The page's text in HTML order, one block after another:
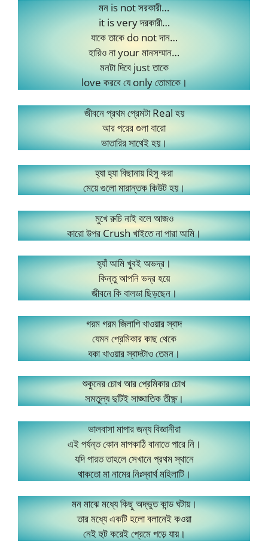
মন is not সরকারী…
it is very দরকারী…
যাকে তাকে do not দান…
হারিও না your মানসম্মান…
মনটা দিবে just তাকে
love করবে যে only তোমাকে।
জীবনে প্রথম প্রেমটা Real হয়
আর পরের গুলা বারো
ভাতারির সাথেই হয়।
হ্যা হ্যা বিছানায় হিসু করা
মেয়ে গুলো মারান্তক কিউট হয়।
মুখে রুচি নাই বলে আজও
কারো উপর Crush খাইতে না পারা আমি।
হ্যাঁ আমি খুবই অভদ্র।
কিন্তু আপনি ভদ্র হয়ে
জীবনে কি বালডা ছিড়ছেন।
গরম গরম জিলাপি খাওয়ার স্বাদ
যেমন প্রেমিকার কাছ থেকে
বকা খাওয়ার স্বাদটাও তেমন।
শুকুনের চোখ আর প্রেমিকার চোখ
সমতুল্য দুটিই সাঙ্ঘাতিক তীক্ষ্ণ।
ভালবাসা মাপার জন্য বিজ্ঞানীরা
এই পর্যন্ত কোন মাপকাঠি বানাতে পারে নি।
যদি পারত তাহলে সেখানে প্রথম স্থানে
থাকতো মা নামের নিঃস্বার্থ মহিলাটি।
মন মাঝে মধ্যে কিছু অদ্ভুত কান্ড ঘটায়।
তার মধ্যে একটি হলো বলানেই কওয়া
নেই হুট করেই প্রেমে পড়ে যায়।